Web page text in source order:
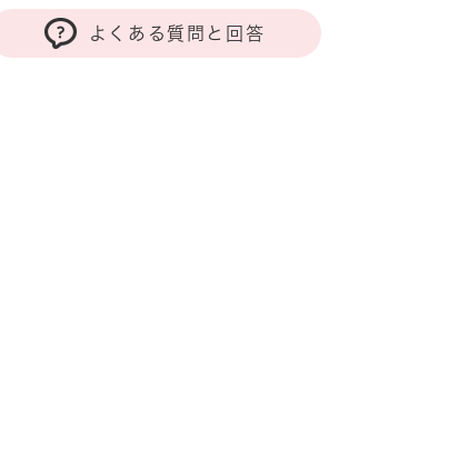
よくある質問と回答